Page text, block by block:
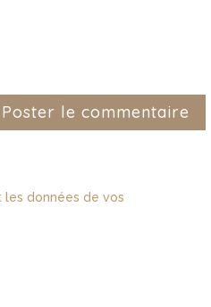
les données de vos